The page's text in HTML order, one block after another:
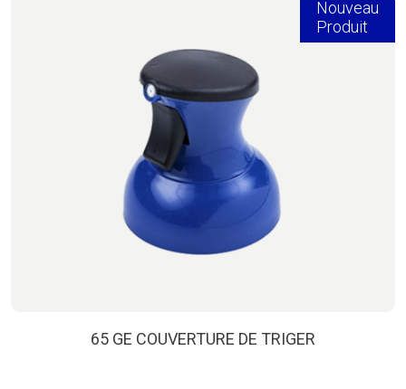
Nouveau
Produit
65 GE COUVERTURE DE TRIGER